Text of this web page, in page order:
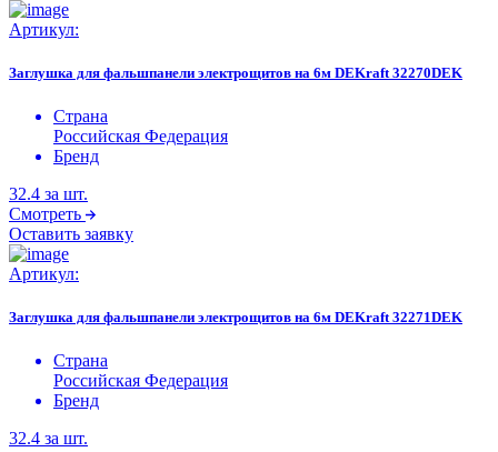
Артикул:
Заглушка для фальшпанели электрощитов на 6м DEKraft 32270DEK
Страна
Российская Федерация
Бренд
32.4 за шт.
Смотреть
Оставить заявку
Артикул:
Заглушка для фальшпанели электрощитов на 6м DEKraft 32271DEK
Страна
Российская Федерация
Бренд
32.4 за шт.